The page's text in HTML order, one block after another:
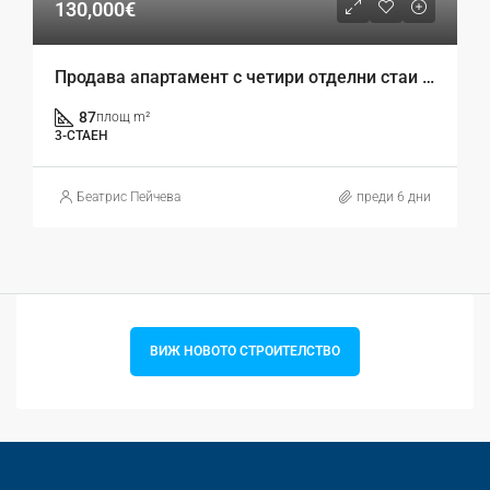
130,000€
Продава апартамент с четири отделни стаи за ремонт с панорама към Варненското езеро – кв. Погреби, гр. Варна
87площ m²
3-СТАЕН
Беатрис Пейчева преди 6 дни
ВИЖ НОВОТО СТРОИТЕЛСТВО